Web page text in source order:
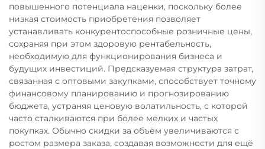
повышенного потенциала наценки, поскольку более
низкая стоимость приобретения позволяет
устанавливать конкурентоспособные розничные цены,
сохраняя при этом здоровую рентабельность,
необходимую для функционирования бизнеса и
будущих инвестиций. Предсказуемая структура затрат,
связанная с оптовыми закупками, способствует точному
финансовому планированию и прогнозированию
бюджета, устраняя ценовую волатильность, с которой
часто сталкиваются при более мелких и частых
покупках. Обычно скидки за объём увеличиваются с
ростом размера заказа, создавая возможности для ещё